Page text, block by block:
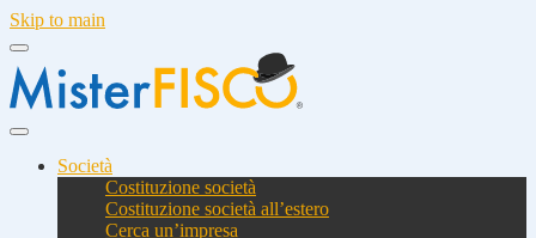
Skip to main
Società
Costituzione società
Costituzione società all’estero
Cerca un’impresa